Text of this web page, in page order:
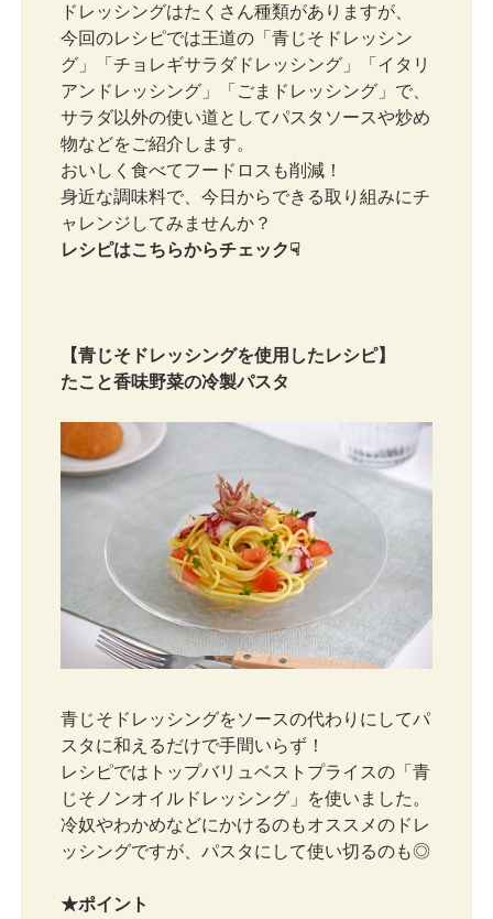
ドレッシングはたくさん種類がありますが、
今回のレシピでは王道の「青じそドレッシン
グ」「チョレギサラダドレッシング」「イタリ
アンドレッシング」「ごまドレッシング」で、
サラダ以外の使い道としてパスタソースや炒め
物などをご紹介します。
おいしく食べてフードロスも削減！
身近な調味料で、今日からできる取り組みにチ
ャレンジしてみませんか？
レシピはこちらからチェック☟
【青じそドレッシングを使用したレシピ】
たこと香味野菜の冷製パスタ
青じそドレッシングをソースの代わりにしてパ
スタに和えるだけで手間いらず！
レシピではトップバリュベストプライスの「青
じそノンオイルドレッシング」を使いました。
冷奴やわかめなどにかけるのもオススメのドレ
ッシングですが、パスタにして使い切るのも◎
★ポイント